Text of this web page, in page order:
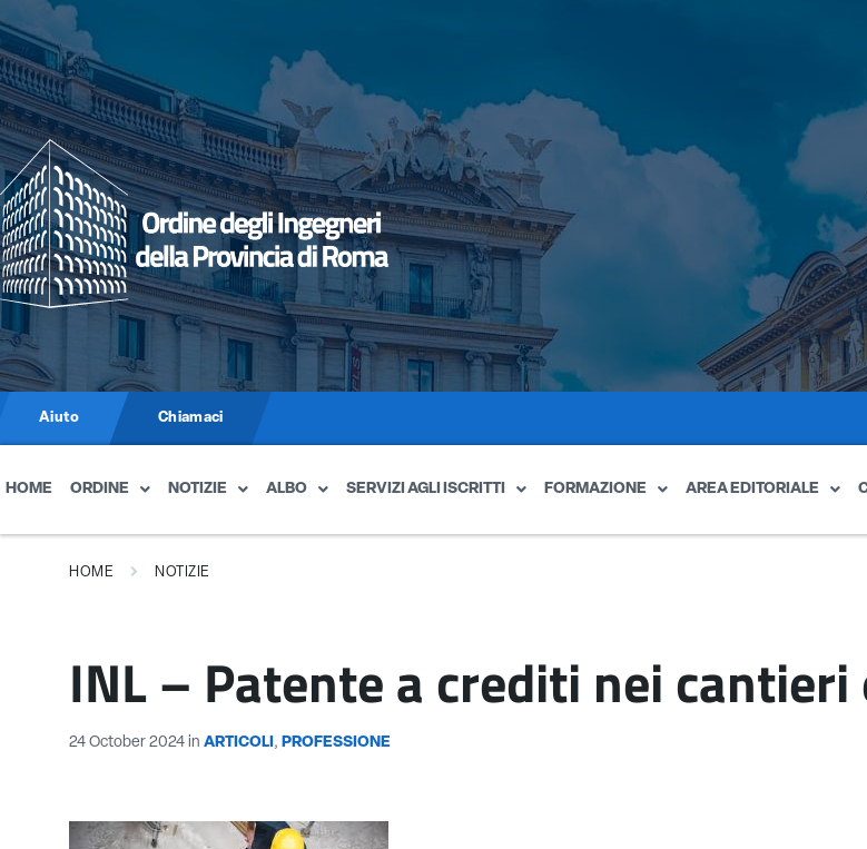
Aiuto Chiamaci
HOME ORDINE NOTIZIE ALBO SERVIZI AGLI ISCRITTI FORMAZIONE AREA EDITORIALE
HOME NOTIZIE
INL – Patente a crediti nei cantieri
24 October 2024 in ARTICOLI, PROFESSIONE